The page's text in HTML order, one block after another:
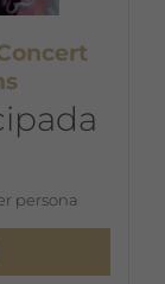
persona